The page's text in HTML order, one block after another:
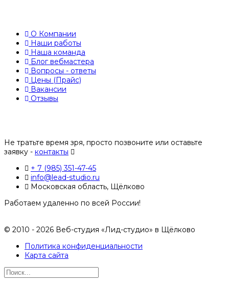
О Компании
Наши работы
Наша команда
Блог вебмастера
Вопросы - ответы
Цены (Прайс)
Вакансии
Отзывы
Не тратьте время зря, просто позвоните или оставьте
заявку - контакты
+ 7 (985) 351-47-45
info@lead-studio.ru
Московская область, Щёлково
Работаем удаленно по всей России!
© 2010 - 2026 Веб-студия «Лид-студио» в Щёлково
Политика конфиденциальности
Карта сайта